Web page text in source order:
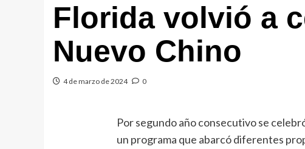
Florida volvió a
Nuevo Chino
4 de marzo de 2024 0
Por segundo año consecutivo se
un programa que abarcó diferentes